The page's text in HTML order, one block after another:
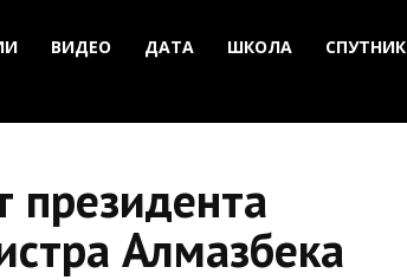
ВИДЕО ДАТА ШКОЛА СПУТНИК
президента
Алмазбека